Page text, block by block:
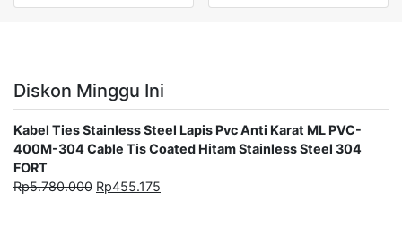
Diskon Minggu Ini
Kabel Ties Stainless Steel Lapis Pvc Anti Karat ML PVC-
400M-304 Cable Tis Coated Hitam Stainless Steel 304
FORT
Rp5.780.000 Rp455.175